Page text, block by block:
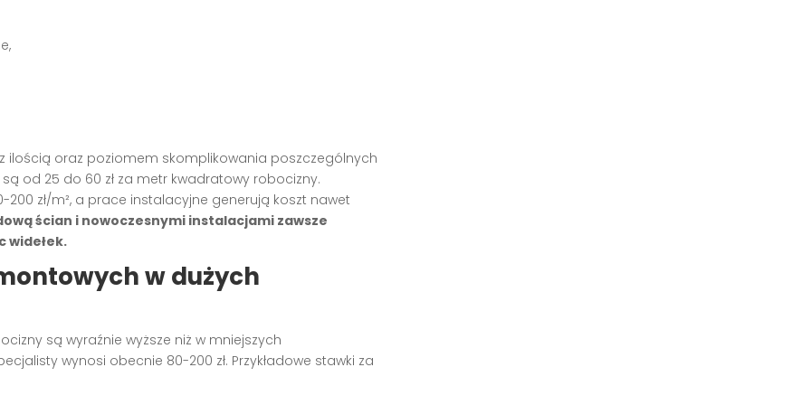
ilością oraz poziomem skomplikowania poszczególnych
od 25 do 60 zł za metr kwadratowy robocizny.
zł/m², a prace instalacyjne generują koszt nawet
ścian i nowoczesnymi instalacjami zawsze
widełek.
w dużych
są wyraźnie wyższe niż w mniejszych
wynosi obecnie 80-200 zł. Przykładowe stawki za